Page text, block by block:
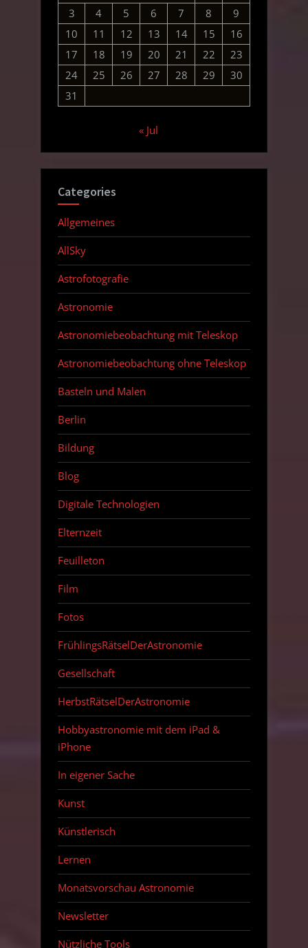
3
4 5 6 7 8
9
10
11 12 13 14 15
16
17
18 19 20 21 22
23
24
25 26 27 28 29
30
31
« Jul
Categories
Allgemeines
AllSky
Astrofotografie
Astronomie
Astronomiebeobachtung mit Teleskop
Astronomiebeobachtung ohne Teleskop
Basteln und Malen
Berlin
Bildung
Blog
Digitale Technologien
Elternzeit
Feuilleton
Film
Fotos
FrühlingsRätselDerAstronomie
Gesellschaft
HerbstRätselDerAstronomie
Hobbyastronomie mit dem iPad &
iPhone
In eigener Sache
Kunst
Künstlerisch
Lernen
Monatsvorschau Astronomie
Newsletter
Nützliche Tools